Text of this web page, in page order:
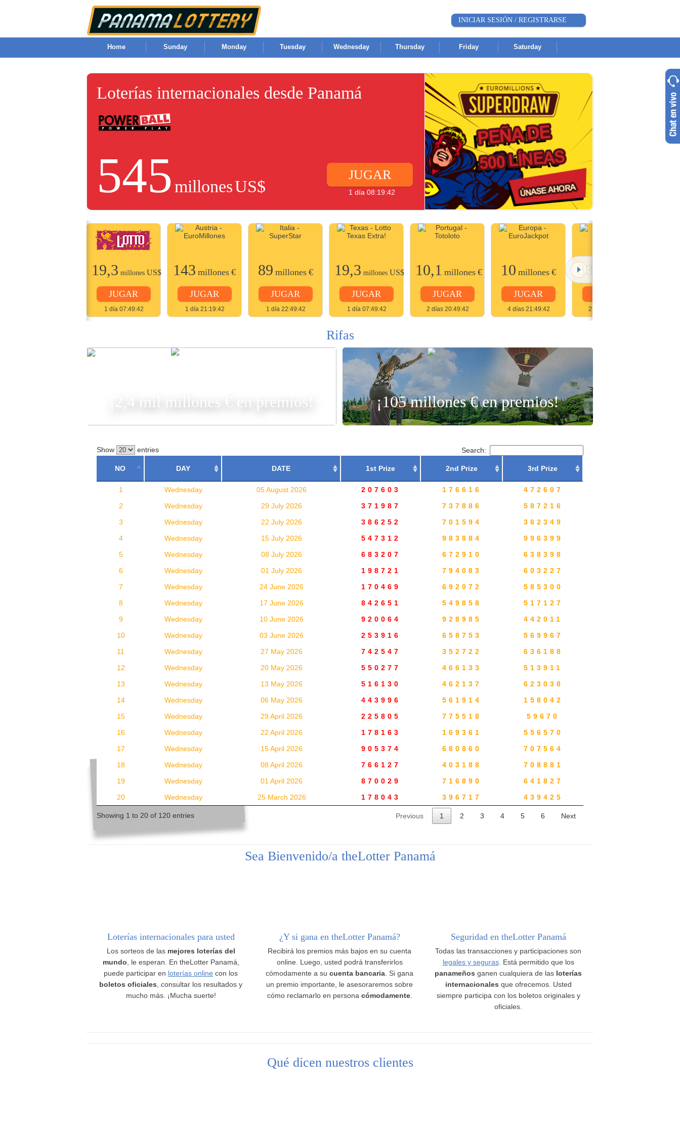
INICIAR SESIÓN / REGISTRARSE
Home Sunday Monday Tuesday Wednesday Thursday Friday Saturday
Loterías internacionales desde Panamá
545 millonesUS$
JUGAR
1 día 08:19:42
19,3 millones US$
JUGAR
1 día 07:49:42
143 millones €
JUGAR
1 día 21:19:42
89 millones €
JUGAR
1 día 22:49:42
19,3 millones US$
JUGAR
1 día 07:49:42
10,1 millones €
JUGAR
2 días 20:49:42
10 millones €
JUGAR
4 días 21:49:42
33,8
2 días 01:49:42
Rifas
¡2,4 mil millones € en premios! ¡105 millones € en premios!
JUGAR
Show entries Search:
NO DAY DATE 1st Prize 2nd Prize 3rd Prize
1 Wednesday 05 August 2026 207603 176616
472607
2
Wednesday 29 July 2026 371987 737886
587216
3
Wednesday 22 July 2026 386252 701594
362349
4
Wednesday 15 July 2026 547312 983884
996399
5
Wednesday 08 July 2026 683207 672910
638398
6
Wednesday 01 July 2026 198721 794083
603227
7
Wednesday 24 June 2026 170469 692072
585300
8
Wednesday 17 June 2026 842651 549858
517127
9
Wednesday 10 June 2026 920064 928985
442011
10
Wednesday 03 June 2026 253916 658753
569967
11
Wednesday 27 May 2026 742547 352722
636188
12
Wednesday 20 May 2026 550277 466133
513911
13
Wednesday 13 May 2026 516130 462137
623038
14
Wednesday 06 May 2026 443996 561914
158042
15
Wednesday 29 April 2026 225805 775518
59670
16
Wednesday 22 April 2026 178163 169361
556570
17
Wednesday 15 April 2026 905374 680860
707564
18
Wednesday 08 April 2026 766127 403188
708881
19
Wednesday 01 April 2026 870029 716890
641827
20
Wednesday 25 March 2026 178043 396717 439425
Showing 1 to 20 of 120 entries Previous 1 2 3 4 5 6 Next
Sea Bienvenido/a theLotter Panamá
Loterías internacionales para usted
Los sorteos de las mejores loterías del
mundo , le esperan. En theLotter Panamá,
puede participar en loterías online con los
boletos oficiales , consultar los resultados y
mucho más. ¡Mucha suerte!
¿Y si gana en theLotter Panamá?
Recibirá los premios más bajos en su cuenta
online. Luego, usted podrá transferirlos
cómodamente a su cuenta bancaria . Si gana
un premio importante, le asesoraremos sobre
cómo reclamarlo en persona cómodamente.
Seguridad en theLotter Panamá
Todas las transacciones y participaciones son
legales y seguras. Está permitido que los
panameños ganen cualquiera de las loterías
internacionales que ofrecemos. Usted
siempre participa con los boletos originales y
oficiales.
Qué dicen nuestros clientes